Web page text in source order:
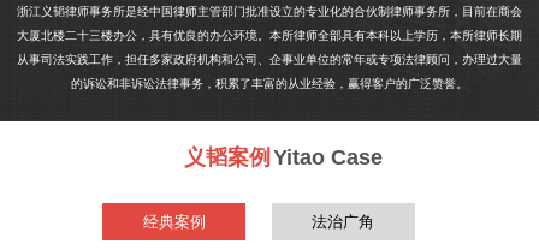
浙江义韬律师事务所是经中国律师主管部门批准设立的专业化的合伙制律师事务所，目前在商会
大厦北楼二十三楼办公，具有优良的办公环境。本所律师全部具有本科以上学历，本所律师长期
从事司法实践工作，担任多家政府机构和公司、企事业单位的常年或专项法律顾问，办理过大量
的诉讼和非诉讼法律事务，积累了丰富的从业经验，赢得客户的广泛赞誉。
义韬案例 Yitao Case
经典案例 法治广角